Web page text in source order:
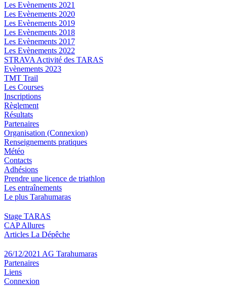
Les Evènements 2021
Les Evènements 2020
Les Evènements 2019
Les Evènements 2018
Les Evènements 2017
Les Evènements 2022
STRAVA Activité des TARAS
Evènements 2023
TMT Trail
Les Courses
Inscriptions
Règlement
Résultats
Partenaires
Organisation (Connexion)
Renseignements pratiques
Météo
Contacts
Adhésions
Prendre une licence de triathlon
Les entraînements
Le plus Tarahumaras
Stage TARAS
CAP Allures
Articles La Dépêche
26/12/2021 AG Tarahumaras
Partenaires
Liens
Connexion